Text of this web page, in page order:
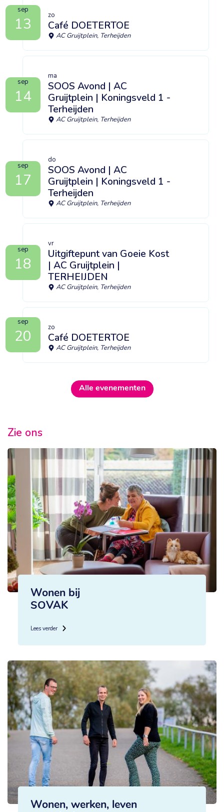
sep
13 zo
Café DOETERTOE
AC Gruijtplein, Terheijden
sep
14
ma
SOOS Avond | AC
Gruijtplein | Koningsveld 1 -
Terheijden
AC Gruijtplein, Terheijden
sep
17
do
SOOS Avond | AC
Gruijtplein | Koningsveld 1 -
Terheijden
AC Gruijtplein, Terheijden
sep
18
vr
Uitgiftepunt van Goeie Kost
| AC Gruijtplein |
TERHEIJDEN
AC Gruijtplein, Terheijden
sep
20 zo
Café DOETERTOE
AC Gruijtplein, Terheijden
Alle evenementen
Zie ons
Wonen bij
SOVAK
Lees verder
Wonen, werken, leven